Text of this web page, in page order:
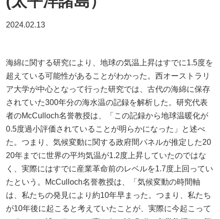
2024.02.13
海綿に関する研究により、地球の気温上昇はすでに1.5度を
超えている可能性があることがわかった。西オーストラリ
ア大学が中心となって行った研究では、古代の海綿に保存
されていた300年分の海水温の記録を解析した。研究代表
者のMcCulloch名誉教授は、「この記録から地球温暖化が
0.5度過小評価されていることが明らかになった」と述べ
た。つまり、気候変動に関する政府間パネルが推定した20
20年までに世界の平均気温が1.2度上昇していたのではな
く、実際にはすでに産業革命前のレベルを1.7度上回ってい
たという。McCulloch名誉教授は、「気候変動の時間軸
は、私たちの発見により約10年早まった。つまり、私たち
が10年後に起こると考えていたことが、実際に今起こって